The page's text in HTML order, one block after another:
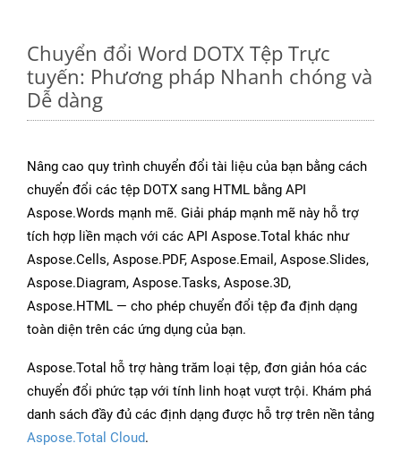
Chuyển đổi Word DOTX Tệp Trực
tuyến: Phương pháp Nhanh chóng và
Dễ dàng
Nâng cao quy trình chuyển đổi tài liệu của bạn bằng cách
chuyển đổi các tệp DOTX sang HTML bằng API
Aspose.Words mạnh mẽ. Giải pháp mạnh mẽ này hỗ trợ
tích hợp liền mạch với các API Aspose.Total khác như
Aspose.Cells, Aspose.PDF, Aspose.Email, Aspose.Slides,
Aspose.Diagram, Aspose.Tasks, Aspose.3D,
Aspose.HTML — cho phép chuyển đổi tệp đa định dạng
toàn diện trên các ứng dụng của bạn.
Aspose.Total hỗ trợ hàng trăm loại tệp, đơn giản hóa các
chuyển đổi phức tạp với tính linh hoạt vượt trội. Khám phá
danh sách đầy đủ các định dạng được hỗ trợ trên nền tảng
Aspose.Total Cloud.